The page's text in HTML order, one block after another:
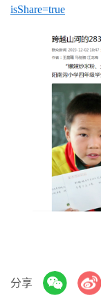
isShare=true
分享